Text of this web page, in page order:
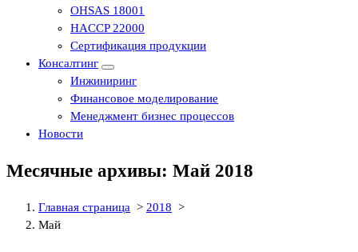
OHSAS 18001
HACCP 22000
Сертификация продукции
Консалтинг
Инжиниринг
Финансовое моделирование
Менеджмент бизнес процессов
Новости
Месячные архивы: Май 2018
Главная страница > 2018 >
Май